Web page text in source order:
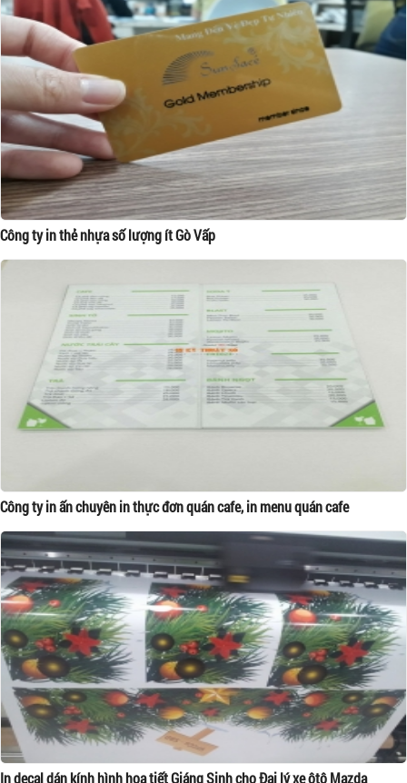
Công ty in thẻ nhựa số lượng ít Gò Vấp
Công ty in ấn chuyên in thực đơn quán cafe, in menu quán cafe
In decal dán kính hình họa tiết Giáng Sinh cho Đại lý xe ôtô Mazda